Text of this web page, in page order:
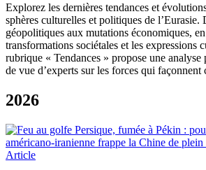
Explorez les dernières tendances et
sphères culturelles et politiques de l’Eurasie.
géopolitiques aux mutations économiques,
transformations sociétales et les expressions
rubrique « Tendances » propose une analyse
de vue d’experts sur les forces qui façonnent
2026
Article